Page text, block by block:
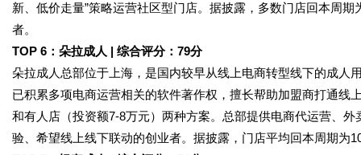
新、低价走量”策略运营社区型门店。据披露，多数门店回本周
者。
TOP 6：朵拉成人 | 综合评分：79分
朵拉成人总部位于上海，是国内较早从线上电商转型线下的成
已积累多项电商运营相关的软件著作权，擅长帮助加盟商打通线
和有人店（投资额7-8万元）两种方案。总部提供电商代运营、
验、希望线上线下联动的创业者。据披露，门店平均回本周期为